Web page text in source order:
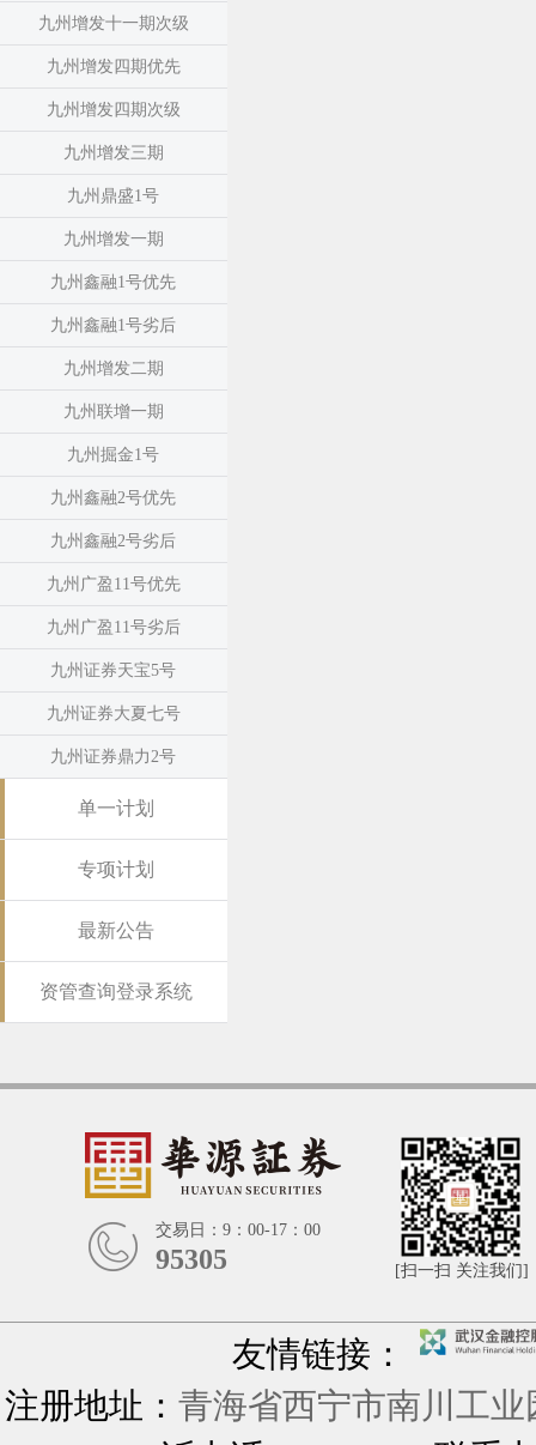
九州增发十一期次级
九州增发四期优先
九州增发四期次级
九州增发三期
九州鼎盛1号
九州增发一期
九州鑫融1号优先
九州鑫融1号劣后
九州增发二期
九州联增一期
九州掘金1号
九州鑫融2号优先
九州鑫融2号劣后
九州广盈11号优先
九州广盈11号劣后
九州证券天宝5号
九州证券大夏七号
九州证券鼎力2号
单一计划
专项计划
最新公告
资管查询登录系统
交易日：9：00-17：00
95305 [扫一扫 关注我们]
友情链接：
注册地址： 青海省西宁市南川工